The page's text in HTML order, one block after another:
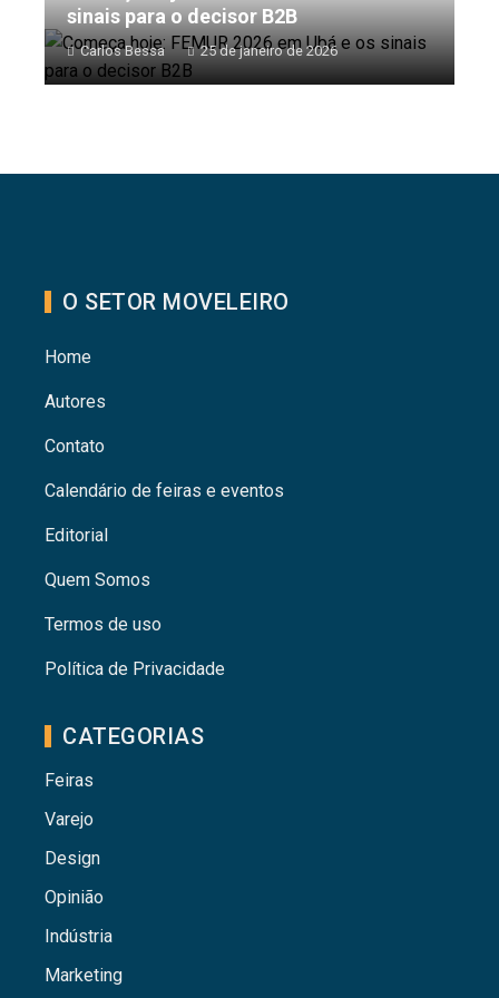
sinais para o decisor B2B
Carlos Bessa 25 de janeiro de 2026
O SETOR MOVELEIRO
Home
Autores
Contato
Calendário de feiras e eventos
Editorial
Quem Somos
Termos de uso
Política de Privacidade
CATEGORIAS
Feiras
Varejo
Design
Opinião
Indústria
Marketing